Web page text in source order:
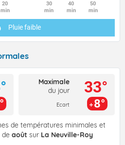
20
min
30
min
40
min
50
min
Pluie faible
Maximale
du jour
Ecart
33°
8°
de températures minimales et
de août sur La Neuville-Roy